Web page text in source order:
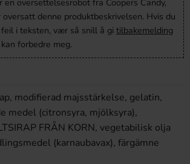
en oversettelsesrobot fra Coopers Candy,
oversatt denne produktbeskrivelsen. Hvis du
i teksten, vær så snill å gi tilbakemelding
forbedre meg.
modifierad majsstärkelse, gelatin,
medel (citronsyra, mjölksyra),
FRÅN KORN, vegetabilisk olja
(karnaubavax), färgämne